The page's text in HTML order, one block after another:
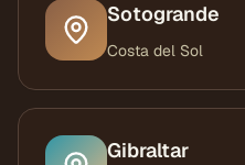
Sotogrande
Costa del Sol
Gibraltar